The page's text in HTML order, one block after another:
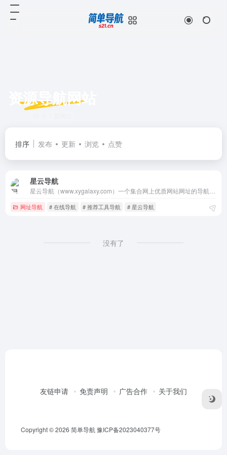
资源导航网站
排序 发布 更新 浏览 点赞
星云导航
网址导航 # 在线导航 # 推荐工具导航 # 星云导航
没有了
友链申请 免责声明 广告合作 关于我们
Copyright © 2026 简单导航豫ICP备2023040377号